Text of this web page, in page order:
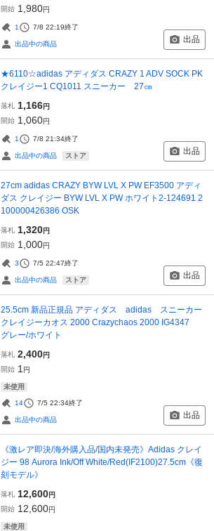
開始 1,980円
1 7/8 22:19終了
出品中の商品 出品
★6110☆adidas アディダス CRAZY 1 ADV SOCK PK
クレイジー1 CQ1011 スニーカー 27㎝
落札 1,166円
開始 1,060円
1 7/8 21:34終了
出品中の商品 ストア 出品
27cm adidas CRAZY BYW LVL X PW EF3500 アディ
ダス クレイジー BYW LVL X PW ホワイト2-124691 2
100000426386 OSK
落札 1,320円
開始 1,000円
3 7/5 22:47終了
出品中の商品 ストア 出品
25.5cm 新品正規品 アディダス adidas スニーカー
クレイジーカオス 2000 Crazychaos 2000 IG4347
グレー/ホワイト
落札 2,400円
開始 1 円
未使用
14 7/5 22:34終了
出品中の商品 出品
《激レア即決/海外購入品/国内未発売》Adidas クレイ
ジー 98 Aurora Ink/Off White/Red(IF2100)27.5cm《復
刻モデル》
落札 12,600円
開始 12,600円
未使用